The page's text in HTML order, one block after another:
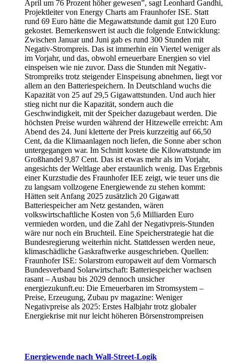
April um 76 Prozent höher gewesen”, sagt Leonhard Gandhi,
Projektleiter von Energy Charts am Fraunhofer ISE. Statt
rund 69 Euro hätte die Megawattstunde damit gut 120 Euro
gekostet. Bemerkenswert ist auch die folgende Entwicklung:
Zwischen Januar und Juni gab es rund 300 Stunden mit
Negativ-Strompreis. Das ist immerhin ein Viertel weniger als
im Vorjahr, und das, obwohl erneuerbare Energien so viel
einspeisen wie nie zuvor. Dass die Stunden mit Negativ-
Strompreiks trotz steigender Einspeisung abnehmen, liegt vor
allem an den Batteriespeichern. In Deutschland wuchs die
Kapazität von 25 auf 29,5 Gigawattstunden. Und auch hier
stieg nicht nur die Kapazität, sondern auch die
Geschwindigkeit, mit der Speicher dazugebaut werden. Die
höchsten Preise wurden während der Hitzewelle erreicht: Am
Abend des 24. Juni kletterte der Preis kurzzeitig auf 66,50
Cent, da die Klimaanlagen noch liefen, die Sonne aber schon
untergegangen war. Im Schnitt kostete die Kilowattstunde im
Großhandel 9,87 Cent. Das ist etwas mehr als im Vorjahr,
angesichts der Weltlage aber erstaunlich wenig. Das Ergebnis
einer Kurzstudie des Fraunhofer IEE zeigt, wie teuer uns die
zu langsam vollzogene Energiewende zu stehen kommt:
Hätten seit Anfang 2025 zusätzlich 20 Gigawatt
Batteriespeicher am Netz gestanden, wären
volkswirtschaftliche Kosten von 5,6 Milliarden Euro
vermieden worden, und die Zahl der Negativpreis-Stunden
wäre nur noch ein Bruchteil. Eine Speicherstrategie hat die
Bundesregierung weiterhin nicht. Stattdessen werden neue,
klimaschädliche Gaskraftwerke ausgeschrieben. Quellen:
Fraunhofer ISE: Solarstrom europaweit auf dem Vormarsch
Bundesverband Solarwirtschaft: Batteriespeicher wachsen
rasant – Ausbau bis 2029 dennoch unsicher
energiezukunft.eu: Die Erneuerbaren im Stromsystem –
Preise, Erzeugung, Zubau pv magazine: Weniger
Negativpreise als 2025: Erstes Halbjahr trotz globaler
Energiekrise mit nur leicht höheren Börsenstrompreisen
Energiewende nach Wall-Street-Logik